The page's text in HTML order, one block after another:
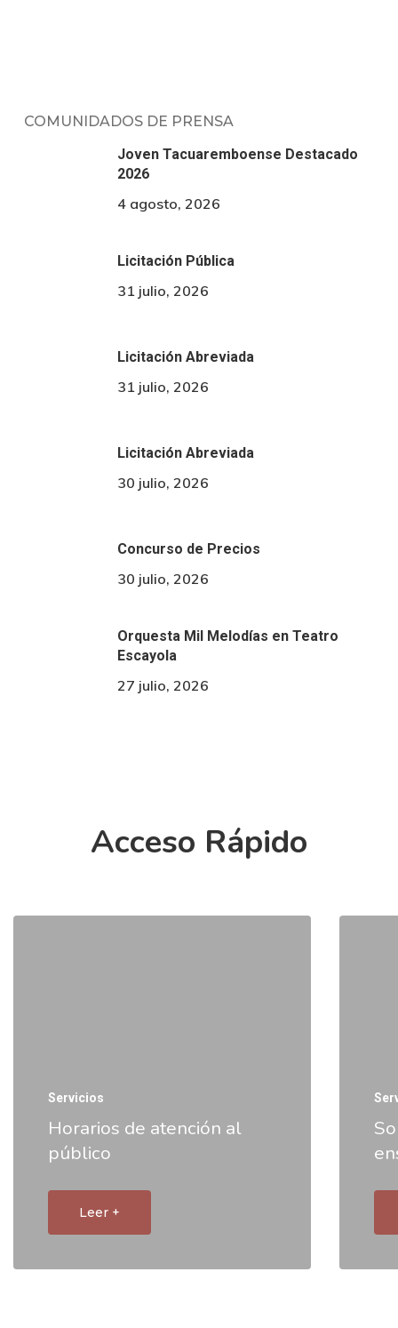
COMUNIDADOS DE PRENSA
Joven Tacuaremboense Destacado
2026
4 agosto, 2026
Licitación Pública
31 julio, 2026
Licitación Abreviada
31 julio, 2026
Licitación Abreviada
30 julio, 2026
Concurso de Precios
30 julio, 2026
Orquesta Mil Melodías en Teatro
Escayola
27 julio, 2026
Acceso Rápido
Servicios
Horarios de atención al
público
Leer +